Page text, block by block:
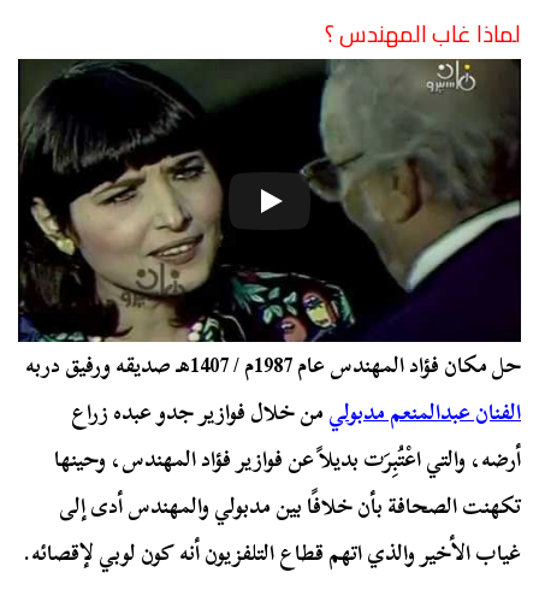
لماذا غاب المهندس ؟
حل مكان فؤاد المهندس عام 1987م / 1407هـ صديقه ورفيق دربه
الفنان عبدالمنعم مدبوليمن خلال فوازير جدو عبده زراع
أرضه، والتي اعْتُبِرَت بديلاً عن فوازير فؤاد المهندس، وحينها
تكهنت الصحافة بأن خلافًا بين مدبولي والمهندس أدى إلى
غياب الأخير والذي اتهم قطاع التلفزيون أنه كون لوبي لإقصائه.